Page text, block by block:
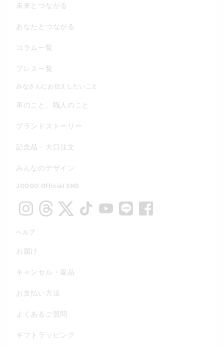
未来とつながる
あなたとつながる
コラム一覧
プレス一覧
みなさんにお伝えしたいこと
革のこと、職人のこと
ブランドストーリー
記念品・大口注文
みんなのデザイン
JOGGO Official SNS
ヘルプ
お届け
キャンセル・返品
お支払い方法
よくあるご質問
ギフトラッピング